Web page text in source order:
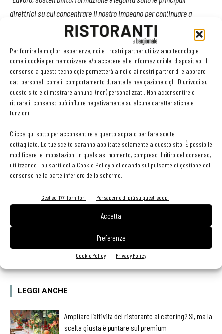
Per fornire le migliori esperienze, noi e i nostri partner utilizziamo tecnologie
come i cookie per memorizzare e/o accedere alle informazioni del dispositivo. Il
consenso a queste tecnologie permetterà a noi e ai nostri partner di elaborare
dati personali come il comportamento durante la navigazione o gli ID univoci su
questo sito e di mostrare annunci (non) personalizzati. Non acconsentire o
ritirare il consenso può influire negativamente su alcune caratteristiche e
funzioni.
Clicca qui sotto per acconsentire a quanto sopra o per fare scelte
dettagliate. Le tue scelte saranno applicate solamente a questo sito. È possibile
modificare le impostazioni in qualsiasi momento, compreso il ritiro del consenso,
utilizzando i pulsanti della Cookie Policy o cliccando sul pulsante di gestione del
consenso nella parte inferiore dello schermo.
Gestisci 1771 fornitori Per saperne di più su questi scopi
Accetta
Preferenze
Cookie Policy Privacy Policy
direttrici su cui concentrare il nostro impegno per continuare a
evolvere e crescere. Attraversiamo un momento cruciale per la
- affermaPaolo Capurro,
Presidente di Anbc -Guardando al 2024, prevediamo una conferma
del trend positivo, sostenuta dalla riduzione dell'inflazione e dalla
stabilizzazione dei costi energetici. Il coinvolgimento nel processo del
rinnovo del contratto collettivo nazionale del lavoro segna un
momento significativo per noi: da essere invisibili, adesso siamo
riconoscimento dell’identità della nostra categoria rispetto agli altri
segmenti della ristorazione, ma anche dell’Associazione, al fine di
rappresentare legittimamente le esigenze e aspirazioni dei nostri
associati.”
Twitter
LEGGI ANCHE
Ampliare l’attività del ristorante al catering? Sì, ma la
scelta giusta è puntare sul premium